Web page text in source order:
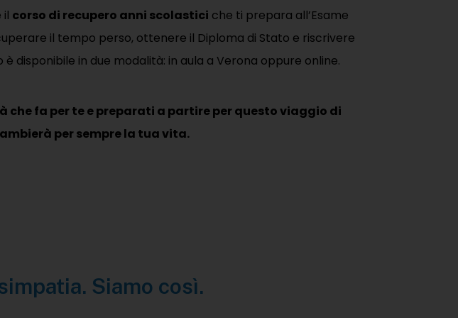
il corso di recupero anni scolastici che ti prepara all’Esame
il tempo perso, ottenere il Diploma di Stato e riscrivere
è disponibile in due modalità: in aula a Verona oppure online.
che fa per te e preparati a partire per questo viaggio di
per sempre la tua vita.
Siamo così.